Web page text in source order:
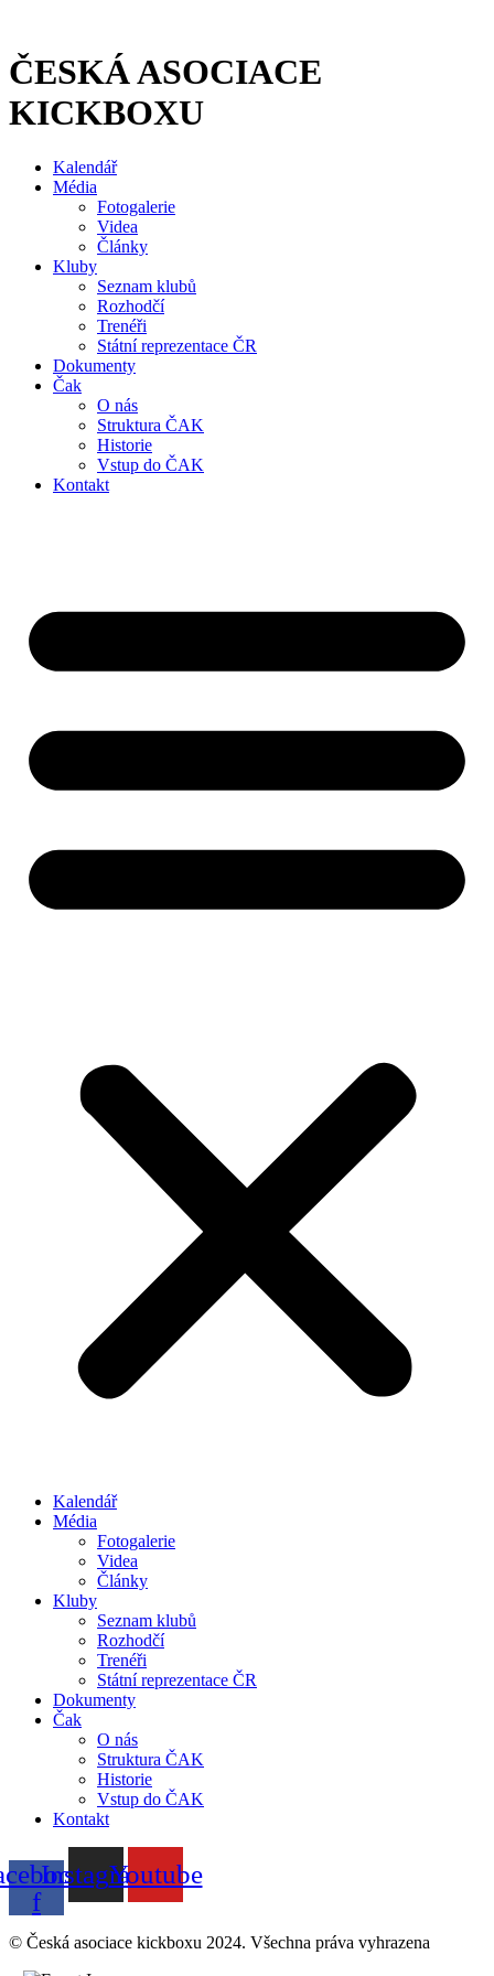
obsahu
ČESKÁ ASOCIACE
KICKBOXU
Kalendář
Média
Fotogalerie
Videa
Články
Kluby
Seznam klubů
Rozhodčí
Trenéři
Státní reprezentace ČR
Dokumenty
Čak
O nás
Struktura ČAK
Historie
Vstup do ČAK
Kontakt
Kalendář
Média
Fotogalerie
Videa
Články
Kluby
Seznam klubů
Rozhodčí
Trenéři
Státní reprezentace ČR
Dokumenty
Čak
O nás
Struktura ČAK
Historie
Vstup do ČAK
Kontakt
f
InstagramYoutube
© Česká asociace kickboxu 2024. Všechna práva vyhrazena